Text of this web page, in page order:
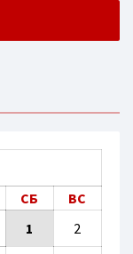
СБ
ВС
1
2